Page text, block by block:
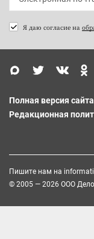
Я даю согласие на
Полная версия сайта
Редакционная
Пишите нам на
© 2005 — 2026 ООО